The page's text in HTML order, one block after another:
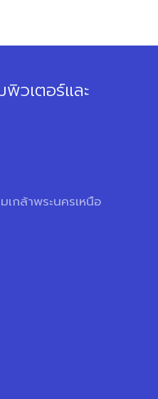
วเตอร์และ
เกล้าพระนครเหนือ